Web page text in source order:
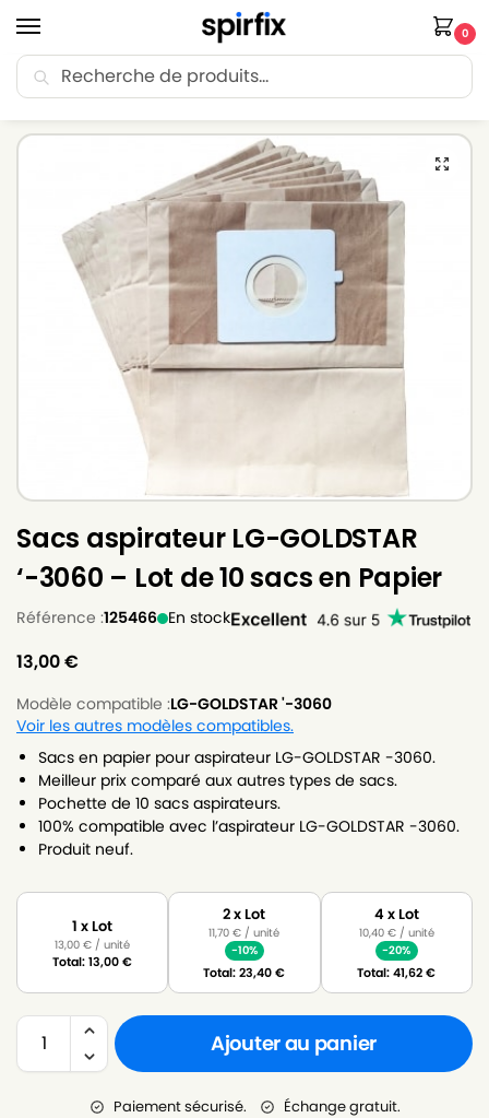
0
🚚 Livraison Point Relais offerte dès 30€ d’achat.
Sacs aspirateur LG-GOLDSTAR
‘-3060 – Lot de 10 sacs en Papier
Référence :125466 En stock
13,00€
Modèle compatible :LG-GOLDSTAR '-3060
Voir les autres modèles compatibles.
Sacs en papier pour aspirateur LG-GOLDSTAR -3060.
Meilleur prix comparé aux autres types de sacs.
Pochette de 10 sacs aspirateurs.
100% compatible avec l’aspirateur LG-GOLDSTAR -3060.
Produit neuf.
1 x Lot
13,00€ / unité
Total:13,00€
2 x Lot
11,70€ / unité
-10%
Total:23,40€
4 x Lot
10,40 €/ unité
-20%
Total:41,62€
Ajouter au panier
Paiement sécurisé. Échange gratuit.